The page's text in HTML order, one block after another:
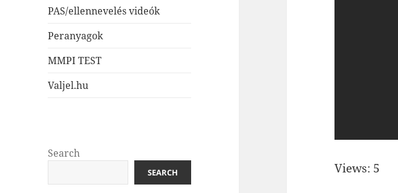
PAS/ellennevelés videók
Peranyagok
MMPI TEST
Valjel.hu
Search
SEARCH Views: 5